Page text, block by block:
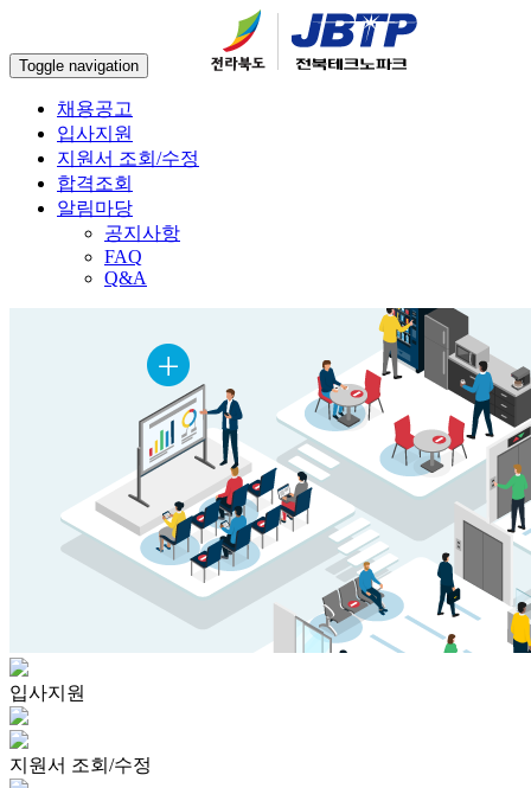
Toggle navigation
채용공고
입사지원
지원서 조회/수정
합격조회
알림마당
공지사항
FAQ
Q&A
입사지원
지원서 조회/수정